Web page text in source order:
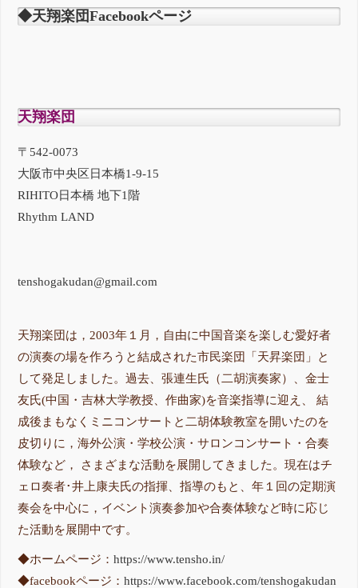
◆天翔楽団Facebookページ
天翔楽団
〒542-0073
大阪市中央区日本橋1-9-15
RIHITO日本橋 地下1階
Rhythm LAND
tenshogakudan@gmail.com
天翔楽団は，2003年１月，自由に中国音楽を楽しむ愛好者
の演奏の場を作ろうと結成された市民楽団「天昇楽団」と
して発足しました。過去、張連生氏（二胡演奏家）、金士
友氏(中国・吉林大学教授、作曲家)を音楽指導に迎え、 結
成後まもなくミニコンサートと二胡体験教室を開いたのを
皮切りに，海外公演・学校公演・サロンコンサート・合奏
体験など， さまざまな活動を展開してきました。現在はチ
ェロ奏者･井上康夫氏の指揮、指導のもと、年１回の定期演
奏会を中心に，イベント演奏参加や合奏体験など時に応じ
た活動を展開中です。
◆ホームページ：https://www.tensho.in/
◆facebookページ：https://www.facebook.com/tenshogakudan